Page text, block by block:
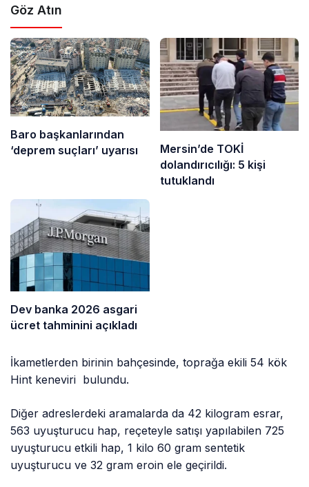
Göz Atın
Baro başkanlarından
‘deprem suçları’ uyarısı
Mersin’de TOKİ
dolandırıcılığı: 5 kişi
tutuklandı
Dev banka 2026 asgari
ücret tahminini açıkladı
İkametlerden birinin bahçesinde, toprağa ekili 54 kök
Hint keneviri bulundu.
Diğer adreslerdeki aramalarda da 42 kilogram esrar,
563 uyuşturucu hap, reçeteyle satışı yapılabilen 725
uyuşturucu etkili hap, 1 kilo 60 gram sentetik
uyuşturucu ve 32 gram eroin ele geçirildi.